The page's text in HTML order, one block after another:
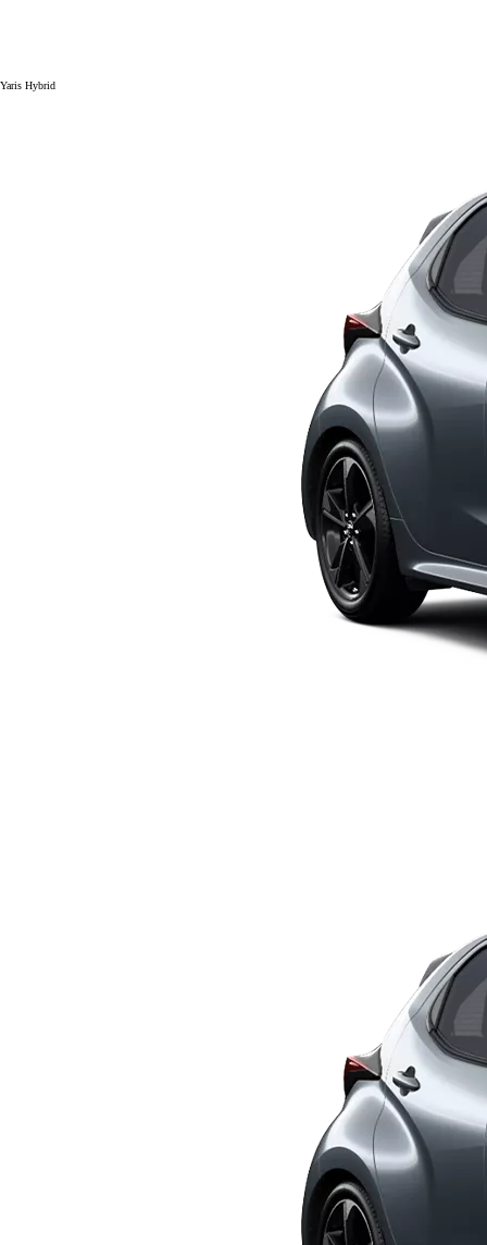
Yaris Hybrid